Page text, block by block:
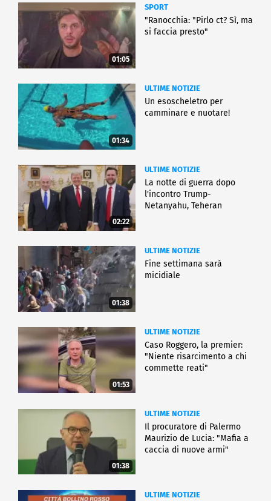
01:05
SPORT
"Ranocchia: "Pirlo ct? Sì, ma
si faccia presto"
01:34
ULTIME NOTIZIE
Un esoscheletro per
camminare e nuotare!
02:22
ULTIME NOTIZIE
La notte di guerra dopo
l'incontro Trump-
Netanyahu, Teheran
01:38
ULTIME NOTIZIE
Fine settimana sarà
micidiale
01:53
ULTIME NOTIZIE
Caso Roggero, la premier:
"Niente risarcimento a chi
commette reati"
01:38
ULTIME NOTIZIE
Il procuratore di Palermo
Maurizio de Lucia: "Mafia a
caccia di nuove armi"
ULTIME NOTIZIE